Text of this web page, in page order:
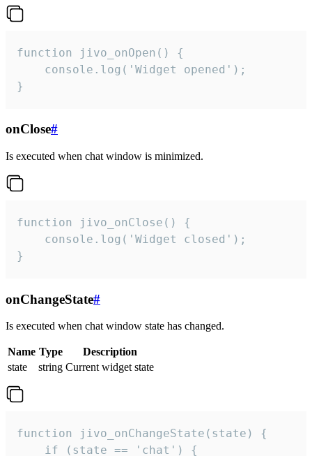
function jivo_onOpen() {
    console.log('Widget opened');
}
onClose#
Is executed when chat window is minimized.
function jivo_onClose() {
    console.log('Widget closed');
}
onChangeState#
Is executed when chat window state has changed.
Name Type
Description
state
string Current widget state
function jivo_onChangeState(state) {
    if (state == 'chat') {